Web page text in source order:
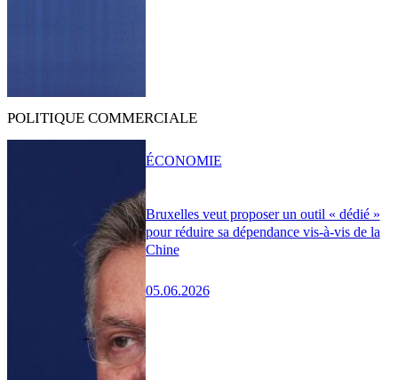
POLITIQUE COMMERCIALE
Bruxelles veut proposer un outil « dédié »
pour réduire sa dépendance vis-à-vis de la
Chine
05.06.2026
ÉCONOMIE